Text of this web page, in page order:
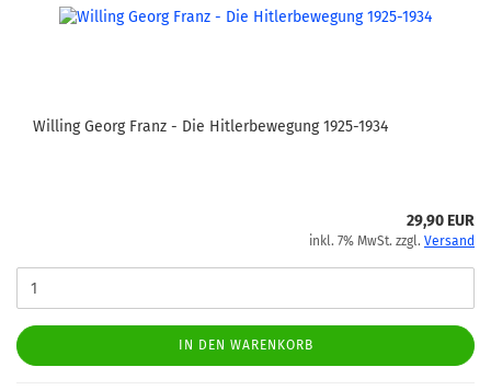
Willing Georg Franz - Die Hitlerbewegung 1925-1934
29,90 EUR
inkl. 7% MwSt. zzgl. Versand
IN DEN WARENKORB